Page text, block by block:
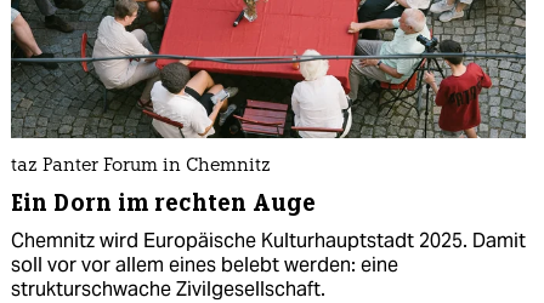
taz Panter Forum in Chemnitz
Ein Dorn im rechten Auge
Chemnitz wird Europäische Kulturhauptstadt 2025. Damit
soll vor vor allem eines belebt werden: eine
strukturschwache Zivilgesellschaft.